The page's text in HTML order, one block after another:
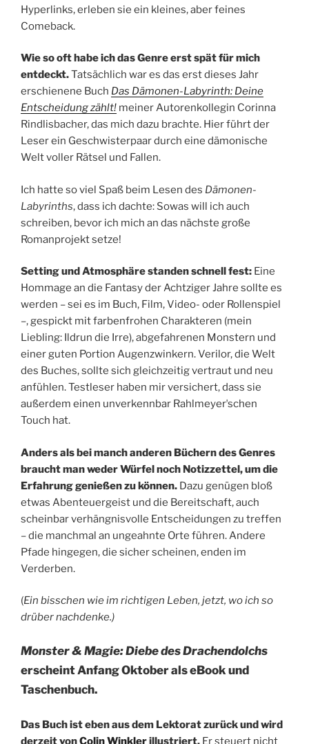
Hyperlinks, erleben sie ein kleines, aber feines
Comeback.
Wie so oft habe ich das Genre erst spät für mich
entdeckt.Tatsächlich war es das erst dieses Jahr
erschienene Buch Das Dämonen-Labyrinth: Deine
Entscheidung zählt! meiner Autorenkollegin Corinna
Rindlisbacher, das mich dazu brachte. Hier führt der
Leser ein Geschwisterpaar durch eine dämonische
Welt voller Rätsel und Fallen.
Ich hatte so viel Spaß beim Lesen des Dämonen-
Labyrinths, dass ich dachte: Sowas will ich auch
schreiben, bevor ich mich an das nächste große
Romanprojekt setze!
Setting und Atmosphäre standen schnell fest: Eine
Hommage an die Fantasy der Achtziger Jahre sollte es
werden – sei es im Buch, Film, Video- oder Rollenspiel
–, gespickt mit farbenfrohen Charakteren (mein
Liebling: Ildrun die Irre), abgefahrenen Monstern und
einer guten Portion Augenzwinkern. Verilor, die Welt
des Buches, sollte sich gleichzeitig vertraut und neu
anfühlen. Testleser haben mir versichert, dass sie
außerdem einen unverkennbar Rahlmeyerʼschen
Touch hat.
Anders als bei manch anderen Büchern des Genres
braucht man weder Würfel noch Notizzettel, um die
Erfahrung genießen zu können. Dazu genügen bloß
etwas Abenteuergeist und die Bereitschaft, auch
scheinbar verhängnisvolle Entscheidungen zu treffen
– die manchmal an ungeahnte Orte führen. Andere
Pfade hingegen, die sicher scheinen, enden im
Verderben.
(Ein bisschen wie im richtigen Leben, jetzt, wo ich so
drüber nachdenke.)
Monster & Magie: Diebe des Drachendolchs
erscheint Anfang Oktober als eBook und
Taschenbuch.
Das Buch ist eben aus dem Lektorat zurück und wird
derzeit vonColin Winklerillustriert. Er steuert nicht